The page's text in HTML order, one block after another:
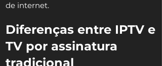
de internet.
Diferenças entre IPTV e
TV por assinatura
tradicional